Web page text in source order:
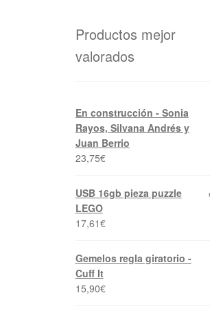
Productos mejor
valorados
En construcción - Sonia
Rayos, Silvana Andrés y
Juan Berrio
23,75€
USB 16gb pieza puzzle
LEGO
17,61€
Gemelos regla giratorio -
Cuff It
15,90€